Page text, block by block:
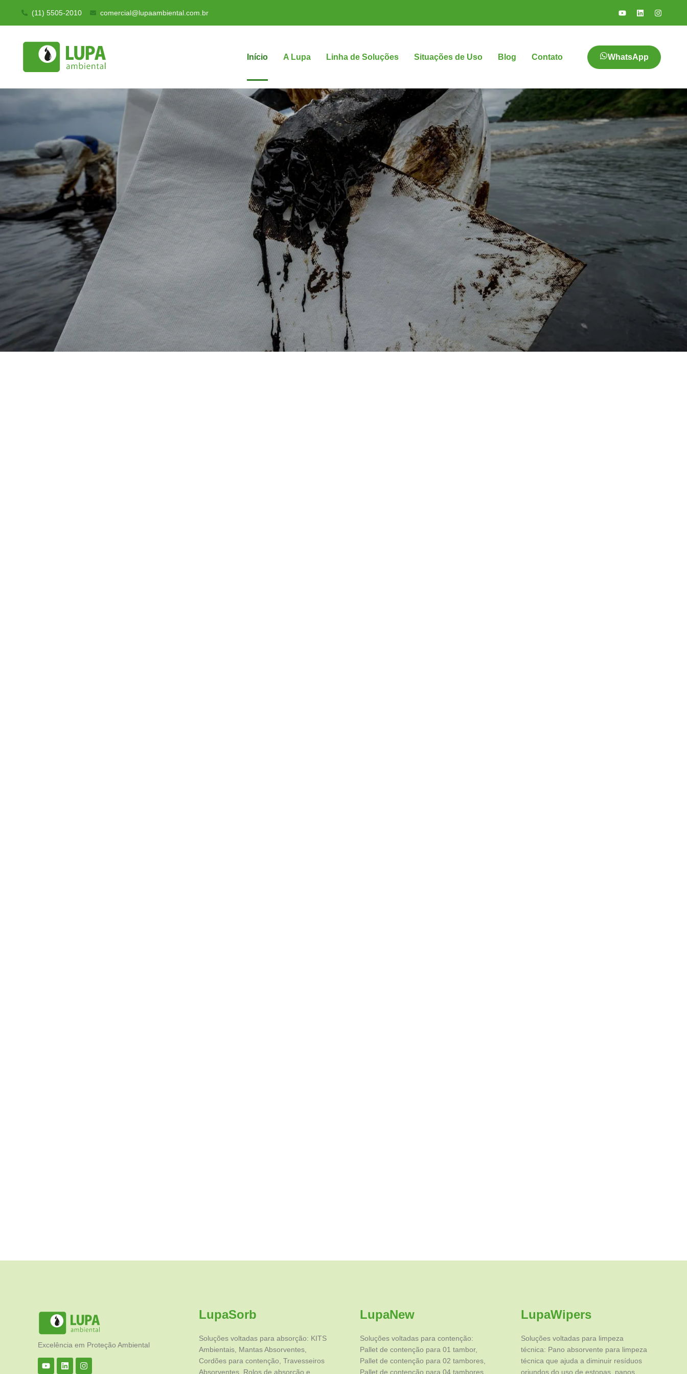
(11) 5505-2010 comercial@lupaambiental.com.br
Início A Lupa Linha de Soluções Situações de Uso Blog Contato WhatsApp
Excelência em Proteção Ambiental
LupaSorb
Soluções voltadas para absorção: KITS
Ambientais, Mantas Absorventes,
Cordões para contenção, Travesseiros
Absorventes, Rolos de absorção e
LupaNew
Soluções voltadas para contenção:
Pallet de contenção para 01 tambor,
Pallet de contenção para 02 tambores,
Pallet de contenção para 04 tambores
LupaWipers
Soluções voltadas para limpeza
técnica: Pano absorvente para limpeza
técnica que ajuda a diminuir resíduos
oriundos do uso de estopas, panos